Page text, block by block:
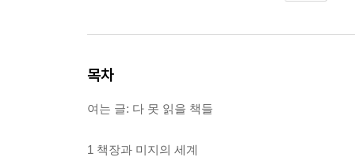
목차
여는 글: 다 못 읽을 책들
1 책장과 미지의 세계